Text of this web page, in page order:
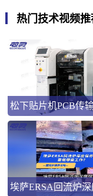
热门技术视频推